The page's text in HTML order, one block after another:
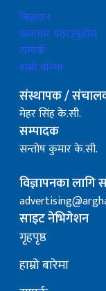
बिज्ञापन
समाचार पठाउनुहोस्
सम्पर्क
हाम्रो बारेमा
संस्थापक /
मेहर सिंह के.सी.
सम्पादक
सन्तोष कुमार के.सी.
विज्ञापनका लागि
साइट नेभिगेशन
गृहपृष्ठ
हाम्रो बारेमा